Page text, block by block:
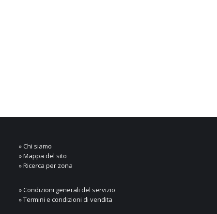
» Chi siamo
» Mappa del sito
» Ricerca per zona
» Condizioni generali del servizio
» Termini e condizioni di vendita